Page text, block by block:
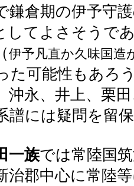
鎌倉期の伊予守
してよさそうで
伊予凡直か久味国造
た可能性もあろ
沖永、井上、栗
譜には疑問を留
一族では常陸国
治郡中心に常陸